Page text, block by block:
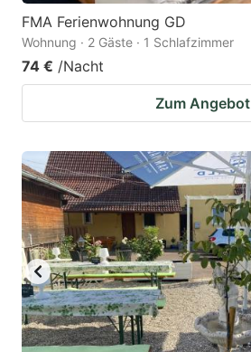
FMA Ferienwohnung GD
Wohnung · 2 Gäste · 1 Schlafzimmer
74 € /Nacht
Zum Angebot